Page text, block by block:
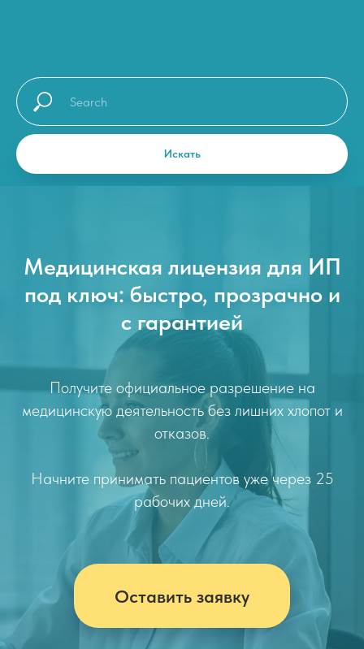
Искать
Медицинская лицензия для ИП
под ключ: быстро, прозрачно и
с гарантией
Получите официальное разрешение на
медицинскую деятельность без лишних хлопот и
отказов.
Начните принимать пациентов уже через 25
рабочих дней.
Оставить заявку